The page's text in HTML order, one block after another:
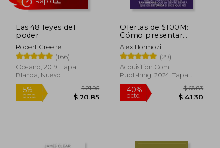
Las 48 leyes del
poder
Robert Greene
(166)
Oceano, 2019, Tapa
Blanda, Nuevo
Rápido
Ofertas de $100M:
Cómo presentar
ofertas tan buenas
que la gente sienta
que es estúpida si dice
que no
Alex Hormozi
(29)
Acquisition.Com
Publishing, 2024, Tapa
Blanda, Nuevo